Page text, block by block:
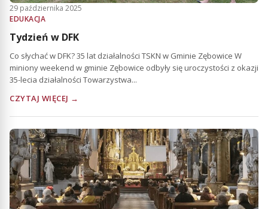
29 października 2025
EDUKACJA
Tydzień w DFK
Co słychać w DFK? 35 lat działalności TSKN w Gminie Zębowice W
miniony weekend w gminie Zębowice odbyły się uroczystości z okazji
35-lecia działalności Towarzystwa...
CZYTAJ WIĘCEJ →